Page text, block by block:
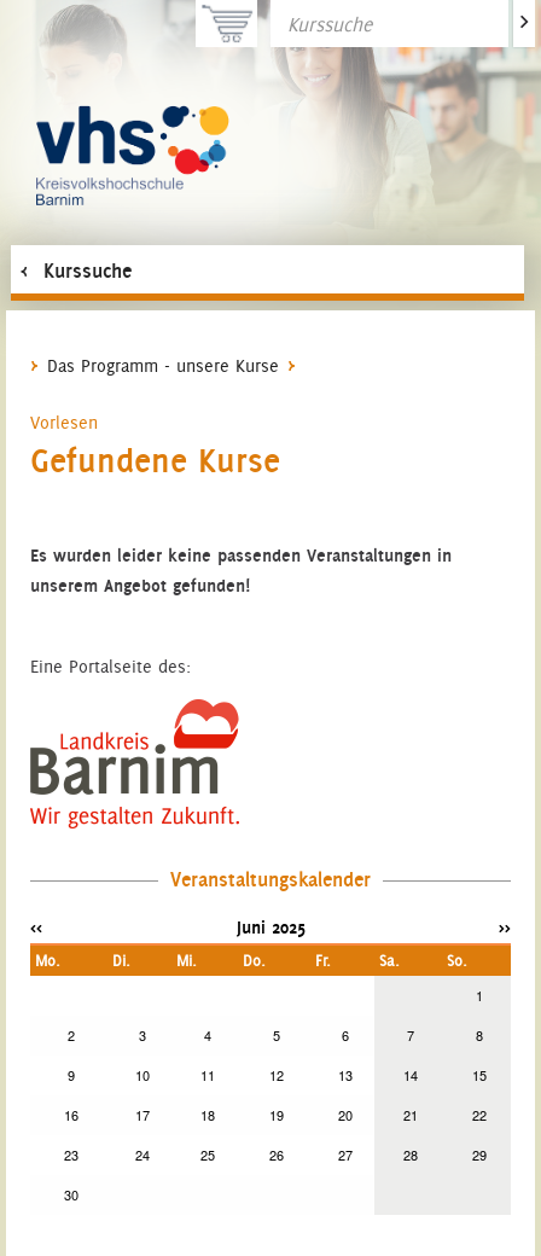
>
Kurssuche
Das Programm - unsere Kurse
Vorlesen
Gefundene Kurse
Es wurden leider keine passenden Veranstaltungen in
unserem Angebot gefunden!
Eine Portalseite des:
Veranstaltungskalender
<< Juni 2025 >>
Mo. Di. Mi. Do. Fr. Sa. So.
1
2 3 4 5 6 7 8
9 10 11 12 13 14 15
16 17 18 19 20 21 22
23 24 25 26 27 28 29
30